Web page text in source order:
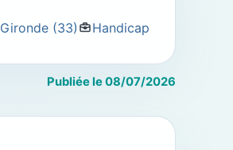
Gironde (33) Handicap
Publiée le 08/07/2026